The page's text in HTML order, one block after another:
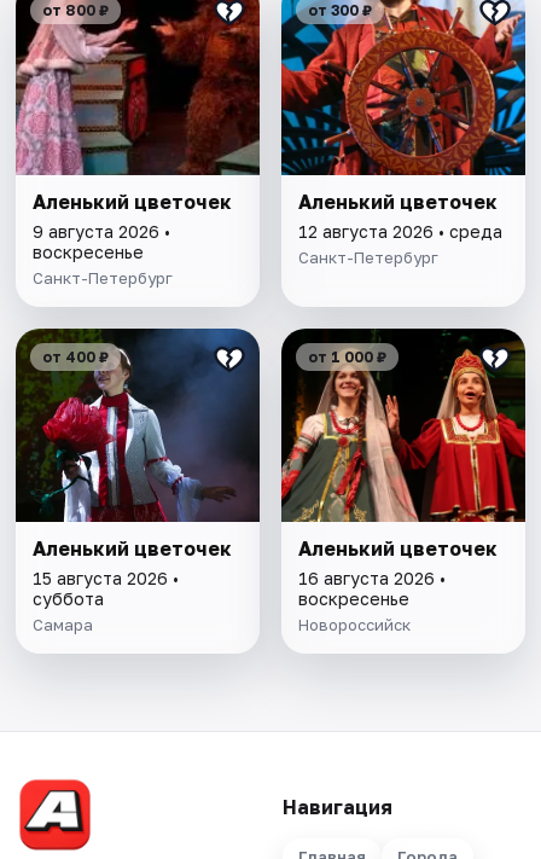
от 800 ₽
Аленький цветочек
9 августа 2026 •
воскресенье
Санкт-Петербург
от 300 ₽
Аленький цветочек
12 августа 2026 • среда
Санкт-Петербург
от 400 ₽
Аленький цветочек
15 августа 2026 •
суббота
Самара
от 1 000 ₽
Аленький цветочек
16 августа 2026 •
воскресенье
Новороссийск
Навигация